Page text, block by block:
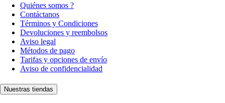
Quiénes somos ?
Contáctanos
Términos y Condiciones
Devoluciones y reembolsos
Aviso legal
Métodos de pago
Tarifas y opciones de envío
Aviso de confidencialidad
Nuestras tiendas